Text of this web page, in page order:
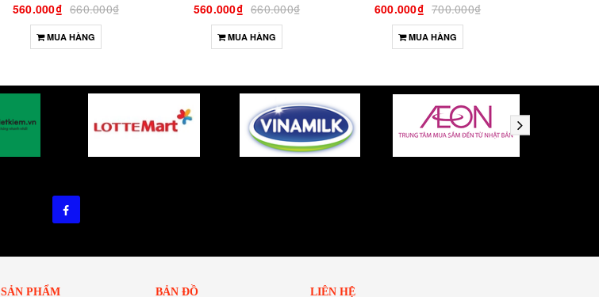
560.000₫ 660.000₫
MUA HÀNG
560.000₫ 660.000₫
MUA HÀNG
600.000₫ 700.000₫
MUA HÀNG
SẢN PHẨM BẢN ĐỒ LIÊN HỆ